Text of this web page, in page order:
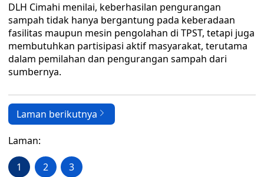
DLH Cimahi menilai, keberhasilan pengurangan
sampah tidak hanya bergantung pada keberadaan
fasilitas maupun mesin pengolahan di TPST, tetapi juga
membutuhkan partisipasi aktif masyarakat, terutama
dalam pemilahan dan pengurangan sampah dari
sumbernya.
Laman berikutnya
Laman:
1 2 3